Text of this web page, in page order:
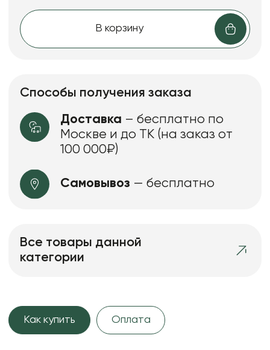
В корзину
Способы получения заказа
Доставка – бесплатно по
Москве и до ТК (на заказ от
100 000₽)
Самовывоз — бесплатно
Все товары данной
категории
Как купить Оплата